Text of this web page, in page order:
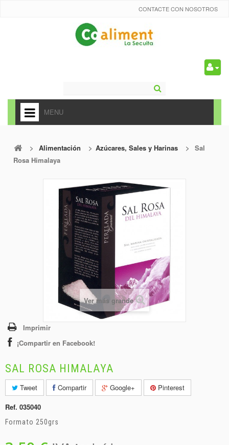
CONTACTE CON NOSOTROS
MENU
+
ALIMENTACIÓN
CARNICERÍA Y CHARCUTERÍA
> Alimentación > Azúcares, Sales y Harinas >
Sal
Rosa Himalaya
Ver más grande
Imprimir
¡Compartir en Facebook!
SAL ROSA HIMALAYA
Tweet Compartir Google+
Pinterest
Ref. 035040
Formato 250grs